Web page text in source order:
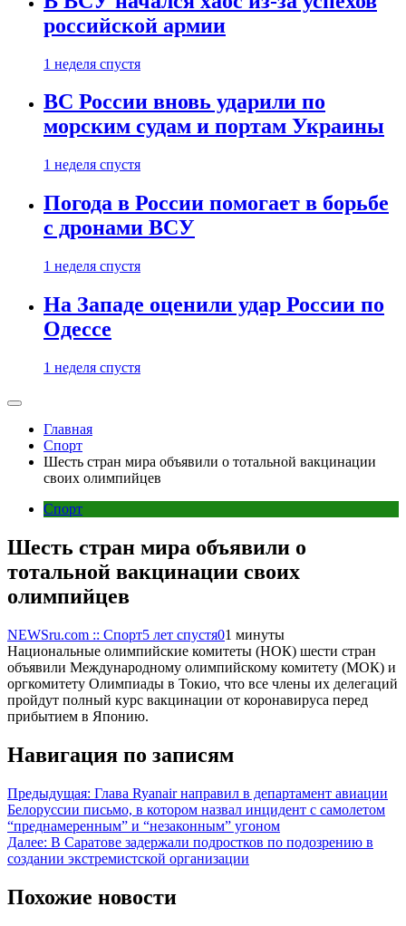
российской армии
1 неделя спустя
ВС России вновь ударили по
морским судам и портам Украины
1 неделя спустя
Погода в России помогает в борьбе
с дронами ВСУ
1 неделя спустя
На Западе оценили удар России по
Одессе
1 неделя спустя
Главная
Спорт
Шесть стран мира объявили о тотальной вакцинации
своих олимпийцев
Спорт
Шесть стран мира объявили о
тотальной вакцинации своих
олимпийцев
NEWSru.com :: Спорт5 лет спустя01 минуты
Национальные олимпийские комитеты (НОК) шести стран
объявили Международному олимпийскому комитету (МОК) и
оргкомитету Олимпиады в Токио, что все члены их делегаций
пройдут полный курс вакцинации от коронавируса перед
прибытием в Японию.
Навигация по записям
Предыдущая: Глава Ryanair направил в департамент авиации
Белоруссии письмо, в котором назвал инцидент с самолетом
“преднамеренным” и “незаконным” угоном
Далее: В Саратове задержали подростков по подозрению в
создании экстремистской организации
Похожие новости